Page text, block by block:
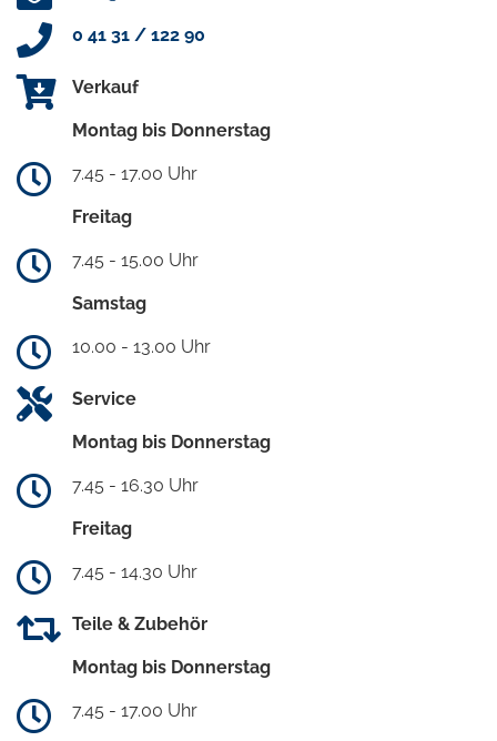
0 41 31 / 122 90
Verkauf
Montag bis Donnerstag
7.45 - 17.00 Uhr
Freitag
7.45 - 15.00 Uhr
Samstag
10.00 - 13.00 Uhr
Service
Montag bis Donnerstag
7.45 - 16.30 Uhr
Freitag
7.45 - 14.30 Uhr
Teile & Zubehör
Montag bis Donnerstag
7.45 - 17.00 Uhr